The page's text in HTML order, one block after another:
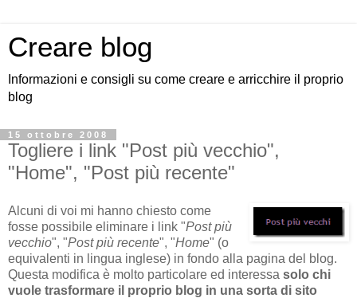
Creare blog
Informazioni e consigli su come creare e arricchire il proprio
blog
15 ottobre 2008
Togliere i link "Post più vecchio",
"Home", "Post più recente"
Alcuni di voi mi hanno chiesto come
fosse possibile eliminare i link "Post più
vecchio", "Post più recente", "Home" (o
equivalenti in lingua inglese) in fondo alla pagina del blog.
Questa modifica è molto particolare ed interessa solo chi
vuole trasformare il proprio blog in una sorta di sito